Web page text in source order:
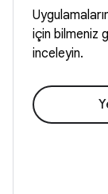
için bilmeniz
inceleyin.